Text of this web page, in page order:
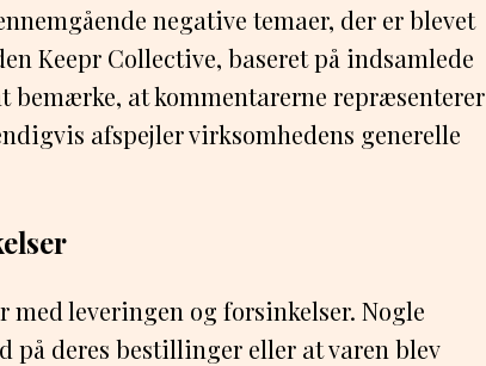
negative temaer, der er blevet
Keepr Collective, baseret på indsamlede
at kommentarerne repræsenterer
afspejler virksomhedens generelle
leveringen og forsinkelser. Nogle
på deres bestillinger eller at varen blev